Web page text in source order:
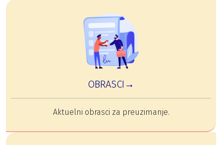
OBRASCI→
Aktuelni obrasci za preuzimanje.